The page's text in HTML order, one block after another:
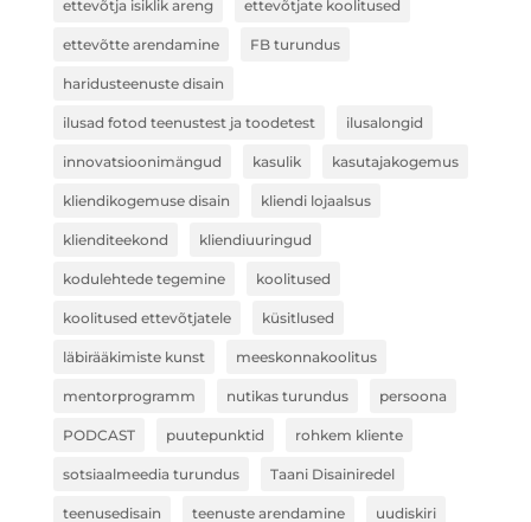
ettevõtja isiklik areng ettevõtjate koolitused
ettevõtte arendamine FB turundus
haridusteenuste disain
ilusad fotod teenustest ja toodetest ilusalongid
innovatsioonimängud kasulik kasutajakogemus
kliendikogemuse disain kliendi lojaalsus
klienditeekond kliendiuuringud
kodulehtede tegemine koolitused
koolitused ettevõtjatele küsitlused
läbirääkimiste kunst meeskonnakoolitus
mentorprogramm nutikas turundus persoona
PODCAST puutepunktid rohkem kliente
sotsiaalmeedia turundus Taani Disainiredel
teenusedisain teenuste arendamine uudiskiri